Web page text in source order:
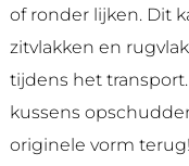
of ronder lijken. Dit
zitvlakken en
tijdens het
kussens
originele vorm